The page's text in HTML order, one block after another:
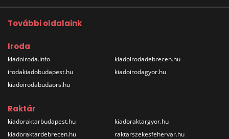
További oldalaink
Iroda
kiadoiroda.info
irodakiadobudapest.hu
kiadoirodabudaors.hu
kiadoirodadebrecen.hu
kiadoirodagyor.hu
Raktár
kiadoraktarbudapest.hu
kiadoraktardebrecen.hu
kiadoraktargyor.hu
raktarszekesfehervar.hu